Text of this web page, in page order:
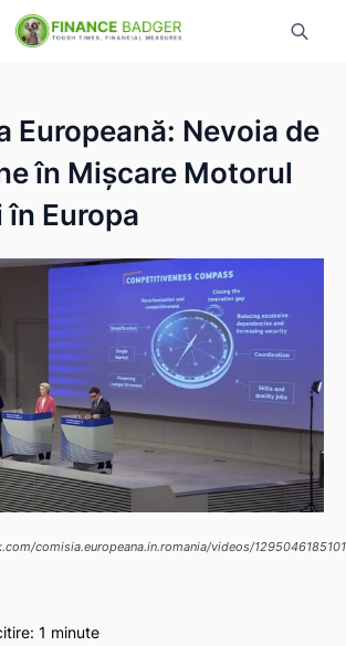
Europeană: Nevoia de
în Mișcare Motorul
Europa
comisia.europeana.in.romania/videos/
1 minute